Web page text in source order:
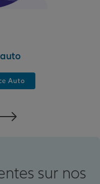
Auto
sur nos